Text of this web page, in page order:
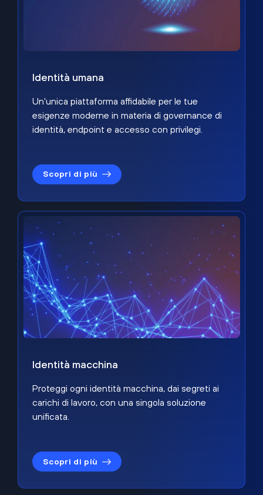
Identità umana
Un'unica piattaforma affidabile per le tue
esigenze moderne in materia di governance di
identità, endpoint e accesso con privilegi.
Scopri di più
Identità macchina
Proteggi ogni identità macchina, dai segreti ai
carichi di lavoro, con una singola soluzione
unificata.
Scopri di più